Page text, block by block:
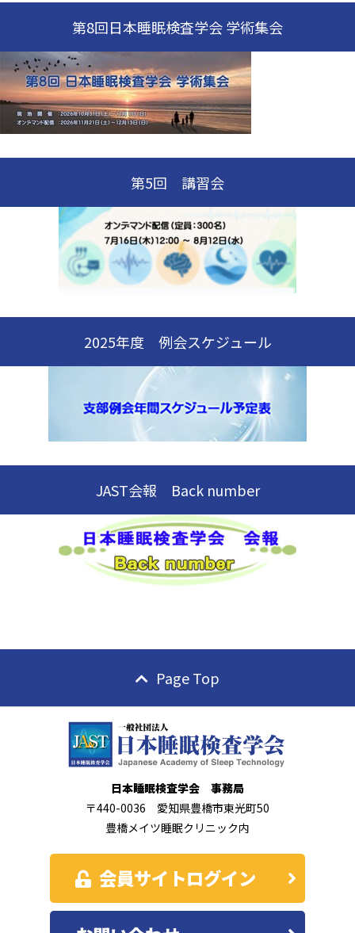
第8回日本睡眠検査学会 学術集会
第5回 講習会
2025年度 例会スケジュール
JAST会報 Back number
日本睡眠検査学会 事務局
〒440-0036 愛知県豊橋市東光町50
豊橋メイツ睡眠クリニック内
会員サイトログイン
Page Top